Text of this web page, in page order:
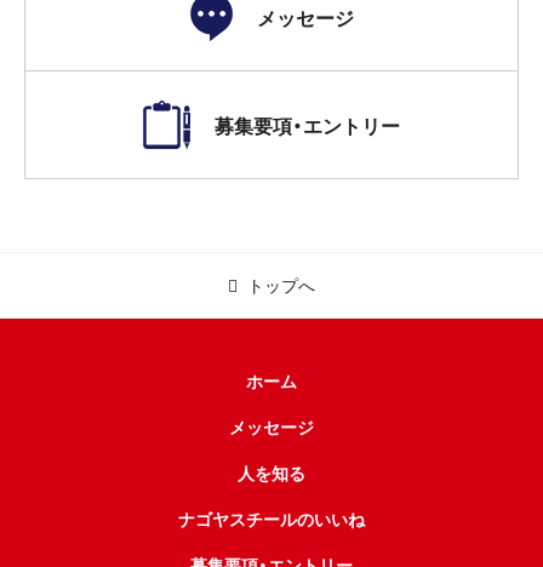
メッセージ
募集要項・エントリー
トップへ
ホーム
メッセージ
人を知る
ナゴヤスチールのいいね